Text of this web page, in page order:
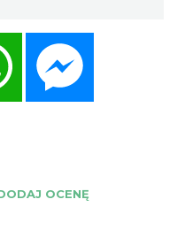
WhatsApp
OCENĘ